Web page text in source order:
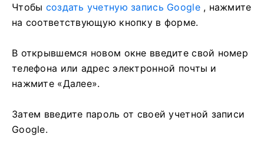
Чтобы создать учетную запись Google, нажмите
на соответствующую кнопку в форме.
В открывшемся новом окне введите свой номер
телефона или адрес электронной почты и
нажмите «Далее».
Затем введите пароль от своей учетной записи
Google.